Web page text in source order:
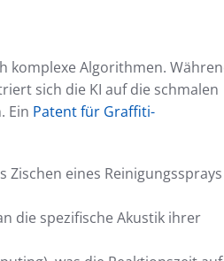
komplexe Algorithmen.
sich die KI auf die schmalen
Ein Patent für Graffiti-
eines Reinigungssprays
die spezifische Akustik ihrer